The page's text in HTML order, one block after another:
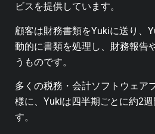
ビスを提供しています。
顧客は財務書類をYukiに送り、
動的に書類を処理し、財務報告
うものです。
多くの税務・会計ソフトウェア
様に、Yukiは四半期ごとに約2
す。